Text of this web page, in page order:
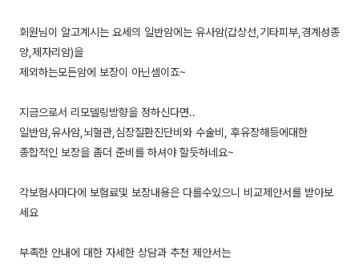
회원님이 알고계시는 요세의 일반암에는 유사암(갑상선,기타피부,경계성종
양,제자리암)을
제외하는모든암에 보장이 아닌셈이죠~
지금으로서 리모델링방향을 정하신다면..
일반암,유사암,뇌혈관,심장질환진단비와 수술비, 후유장해등에대한
종합적인 보장을 좀더 준비를 하셔야 할듯하네요~
각보험사마다에 보험료및 보장내용은 다를수있으니 비교제안서를 받아보
세요
부족한 안내에 대한 자세한 상담과 추천 제안서는